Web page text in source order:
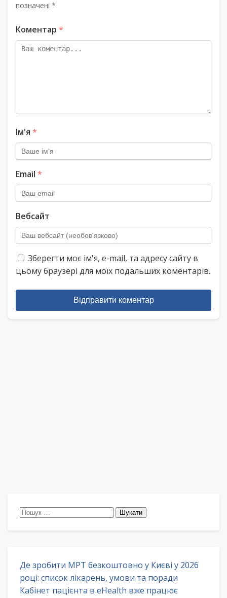
позначені *
Коментар *
Ім'я *
Email *
Вебсайт
Зберегти моє ім'я, e-mail, та адресу сайту в
цьому браузері для моїх подальших коментарів.
Відправити коментар
Пошук:
Де зробити МРТ безкоштовно у Києві у 2026
році: список лікарень, умови та поради
Кабінет пацієнта в eHealth вже працює